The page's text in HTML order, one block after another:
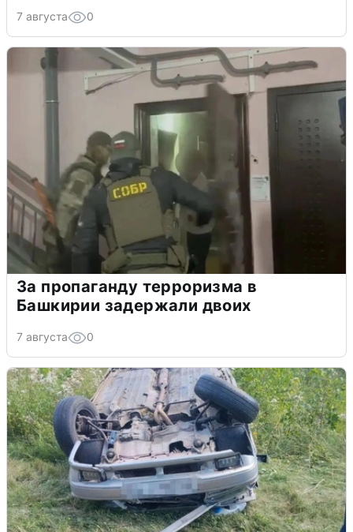
7 августа 0
За пропаганду терроризма в
Башкирии задержали двоих
7 августа 0